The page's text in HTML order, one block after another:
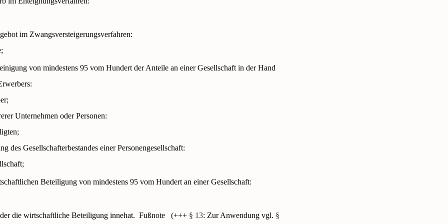
im Zwangsversteigerungsverfahren:
von mindestens 95 vom Hundert der Anteile an einer Gesellschaft in der Hand
Unternehmen oder Personen:
des Gesellschafterbestandes einer Personengesellschaft:
Beteiligung von mindestens 95 vom Hundert an einer Gesellschaft:
die wirtschaftliche Beteiligung innehat. Fußnote (+++ § 13: Zur Anwendung vgl. §